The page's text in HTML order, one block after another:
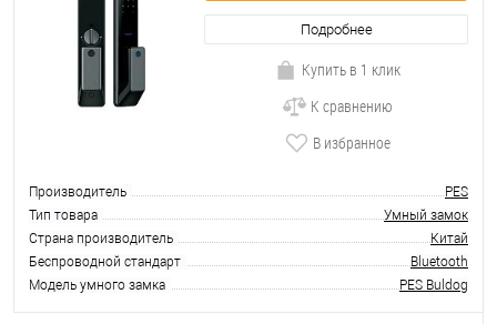
Подробнее
Купить в 1 клик
К сравнению
В избранное
Производитель
PES
Тип товара
Умный замок
Страна производитель
Китай
Беспроводной стандарт
Bluetooth
Модель умного замка
PES Buldog